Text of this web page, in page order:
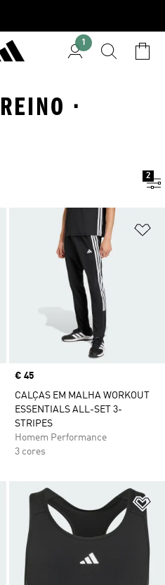
1
·
2
Adicionar à Lista de Desejos
Price
€ 45
CALÇAS EM MALHA WORKOUT
ESSENTIALS ALL-SET 3-
STRIPES
Homem Performance
3 cores
Adicionar à Lista de Desejos